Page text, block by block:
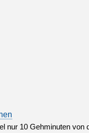
nur 10 Gehminuten von